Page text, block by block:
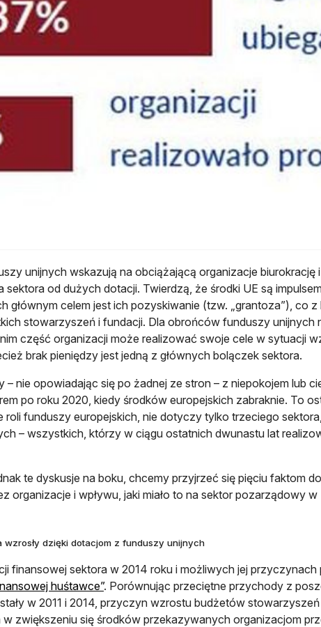
unijnych wskazują na obciążającą organizacje biurokrację
sektora od dużych dotacji. Twierdzą, że środki UE są
głównym celem jest ich pozyskiwanie (tzw. „grantoza”), co z
stowarzyszeń i fundacji. Dla obrońców funduszy unijnych
część organizacji może realizować swoje cele w sytuacji
brak pieniędzy jest jedną z głównych bolączek sektora.
– nie opowiadając się po żadnej ze stron – z niepokojem lub
po roku 2020, kiedy środków europejskich zabraknie. To
roli funduszy europejskich, nie dotyczy tylko trzeciego
– wszystkich, którzy w ciągu ostatnich dwunastu lat
te dyskusje na boku, chcemy przyjrzeć się pięciu faktom
organizacje i wpływu, jaki miało to na sektor pozarządowy w
wzrosły dzięki dotacjom z funduszy unijnych
finansowej sektora w 2014 roku i możliwych jej przyczynach
huśtawce”otwiera się w nowej karcie
. Porównując przeciętne przychody z
w 2011 i 2014, przyczyn wzrostu budżetów
zwiększeniu się środków przekazywanych organizacjom